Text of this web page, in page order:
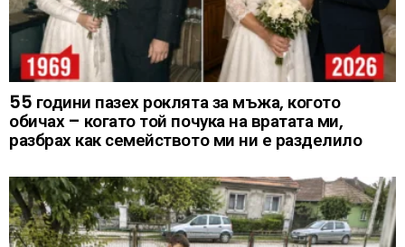
55 години пазех роклята за мъжа, когото
обичах – когато той почука на вратата ми,
разбрах как семейството ми ни е разделило